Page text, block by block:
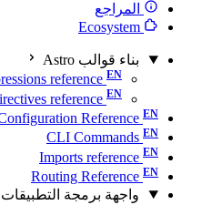
المراجع
بناء قوالب Astro
reference
reference
Reference
CLI Commands
Imports reference
Routing Reference
واجهة برمجة